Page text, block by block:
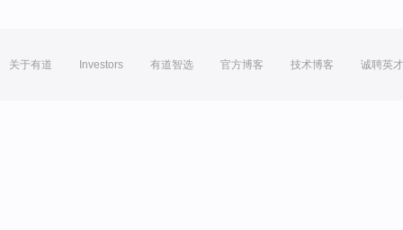
关于有道 Investors 有道智选 官方博客 技术博客 诚聘英才